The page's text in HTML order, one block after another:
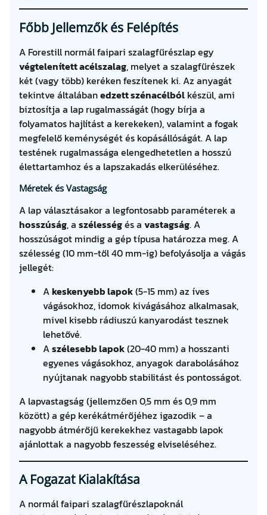
Főbb Jellemzők és Felépítés
A Forestill normál faipari szalagfűrészlap egy
végtelenített acélszalag, melyet a szalagfűrészek
két (vagy több) keréken feszítenek ki. Az anyagát
tekintve általábanedzett szénacélból készül, ami
biztosítja a lap rugalmasságát (hogy bírja a
folyamatos hajlítást a kerekeken), valamint a fogak
megfelelő keménységét és kopásállóságát. A lap
testének rugalmassága elengedhetetlen a hosszú
élettartamhoz és a lapszakadás elkerüléséhez.
Méretek és Vastagság
A lap választásakor a legfontosabb paraméterek a
hosszúság, a szélességés a vastagság. A
hosszúságot mindig a gép típusa határozza meg. A
szélesség (10 mm-től 40 mm-ig) befolyásolja a vágás
jellegét:
Akeskenyebb lapok(5-15 mm) az íves
vágásokhoz, idomok kivágásához alkalmasak,
mivel kisebb rádiuszú kanyarodást tesznek
lehetővé.
Aszélesebb lapok(20-40 mm) a hosszanti
egyenes vágásokhoz, anyagok darabolásához
nyújtanak nagyobb stabilitást és pontosságot.
A lapvastagság (jellemzően 0,5 mm és 0,9 mm
között) a gép kerékátmérőjéhez igazodik – a
nagyobb átmérőjű kerekekhez vastagabb lapok
ajánlottak a nagyobb feszesség elviseléséhez.
A Fogazat Kialakítása
A normál faipari szalagfűrészlapoknál